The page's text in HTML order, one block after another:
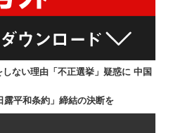
ない理由「不正選挙」疑惑に 中国
平和条約」締結の決断を